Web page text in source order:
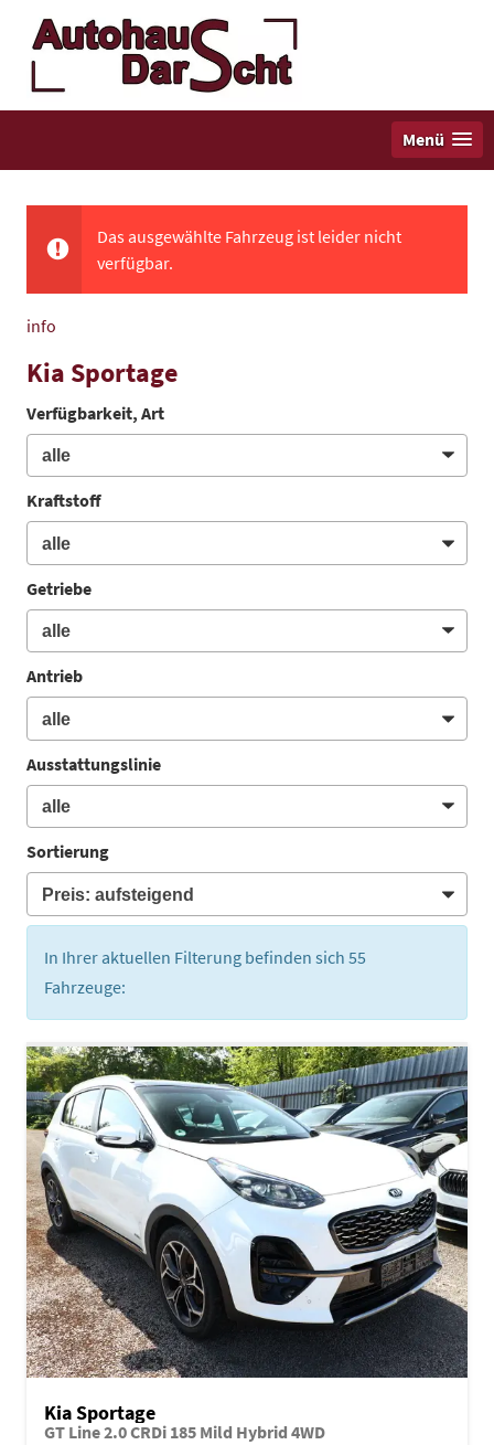
Menü
Das ausgewählte Fahrzeug ist leider nicht
verfügbar.
info
Kia Sportage
Verfügbarkeit, Art
Kraftstoff
Getriebe
Antrieb
Ausstattungslinie
Sortierung
In Ihrer aktuellen Filterung befinden sich 55
Fahrzeuge:
Kia Sportage
GT Line 2.0 CRDi 185 Mild Hybrid 4WD